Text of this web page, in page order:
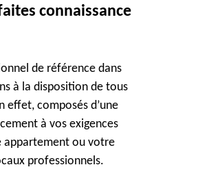
connaissance
de référence dans
à la disposition de tous
effet, composés d’une
à vos exigences
appartement ou votre
professionnels.